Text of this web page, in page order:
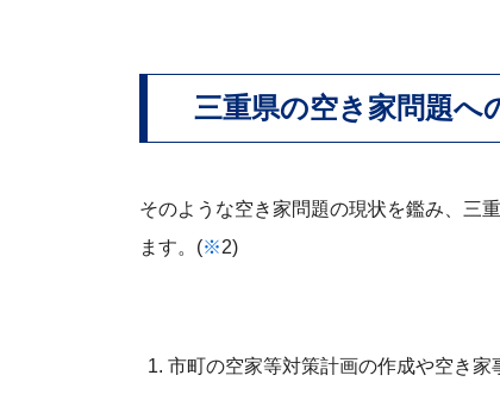
三重県の空き家問題へ
そのような空き家問題の現状を鑑み、三
ます。(※2)
市町の空家等対策計画の作成や空き